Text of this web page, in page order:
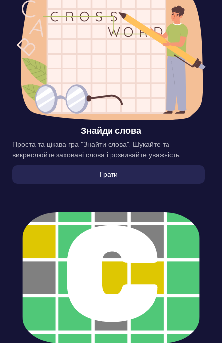
Знайди слова
Проста та цікава гра “Знайти слова”. Шукайте та
викреслюйте заховані слова і розвивайте уважність.
Грати